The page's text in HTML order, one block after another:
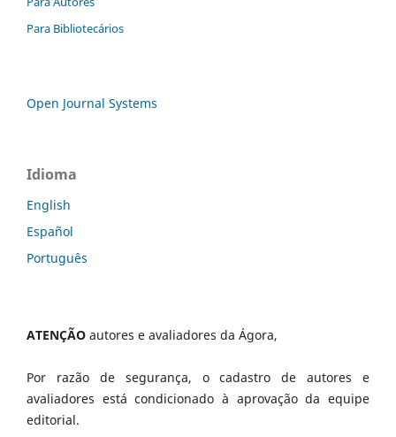
Para Bibliotecários
Open Journal Systems
Idioma
English
Español
Português
ATENÇÃO autores e avaliadores da Ágora,
Por razão de segurança, o cadastro de autores e
avaliadores está condicionado à aprovação da equipe
editorial.